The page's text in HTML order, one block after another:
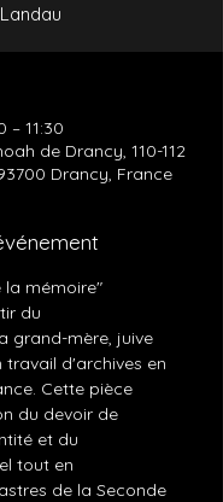
Landau
– 11:30
de Drancy, 110-112
Drancy, France
la mémoire"
du
grand-mère, juive
travail d'archives en
Cette pièce
du devoir de
et du
tout en
de la Seconde